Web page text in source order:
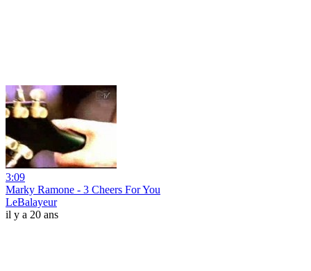
3:09
Marky Ramone - 3 Cheers For You
LeBalayeur
il y a 20 ans